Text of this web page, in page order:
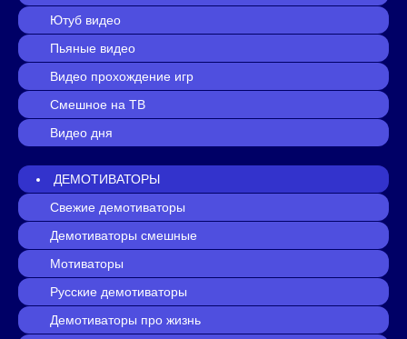
Ютуб видео
Пьяные видео
Видео прохождение игр
Смешное на ТВ
Видео дня
ДЕМОТИВАТОРЫ
Свежие демотиваторы
Демотиваторы смешные
Мотиваторы
Русские демотиваторы
Демотиваторы про жизнь